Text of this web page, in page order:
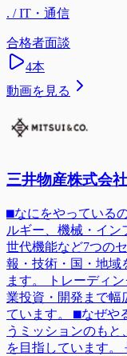
. / IT・通信
合格者面談
4本
動画を見る
三井物産株式会社
⬛︎なにをやっている
ルギー、機械・イン
世代機能など7つの
報・技術・国・地域
ます。 トレーディ
業投資・開発まで幅
ています。 ⬛︎なぜ
うミッションのも
を目指しています。